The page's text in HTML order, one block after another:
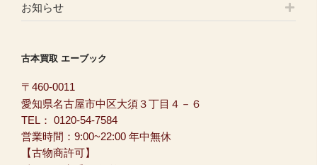
お知らせ
古本買取 エーブック
〒460-0011
愛知県名古屋市中区大須３丁目４－６
TEL： 0120-54-7584
営業時間：9:00~22:00 年中無休
【古物商許可】